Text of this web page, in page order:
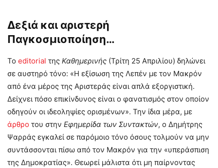
Δεξιά και αριστερή
Παγκοσμιοποίηση…
Το editorial της Καθημερινής (Τρίτη 25 Απριλίου) δηλώνει
σε αυστηρό τόνο: «Η εξίσωση της Λεπέν με τον Μακρόν
από ένα μέρος της Αριστεράς είναι απλά εξοργιστική.
Δείχνει πόσο επικίνδυνος είναι ο φανατισμός στον οποίον
οδηγούν οι ιδεοληψίες ορισμένων». Την ίδια μέρα, με
άρθρο του στην Εφημερίδα των Συντακτών, ο Δημήτρης
Ψαρράς εγκαλεί σε παρόμοιο τόνο όσους τολμούν να μην
συντάσσονται πίσω από τον Μακρόν για την «υπεράσπιση
της Δημοκρατίας». Θεωρεί μάλιστα ότι μη παίρνοντας